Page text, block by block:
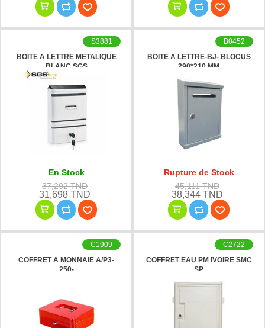
BOITE A LETTRE METALIQUE
BLANC SGS
S3881
En Stock
37,292 TND
31,698 TND
BOITE A LETTRE-BJ- BLOCUS
290*210 MM
B0452
Rupture de Stock
45,111 TND
38,344 TND
COFFRET A MONNAIE A/P3-
250-
C1909
COFFRET EAU PM IVOIRE SMC
SP
C2722